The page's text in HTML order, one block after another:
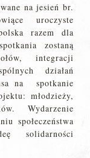
na jesień br.
uroczyste
razem dla
zostaną
integracji
działań
na spotkanie
młodzieży,
Wydarzenie
społeczeństwa
solidarności